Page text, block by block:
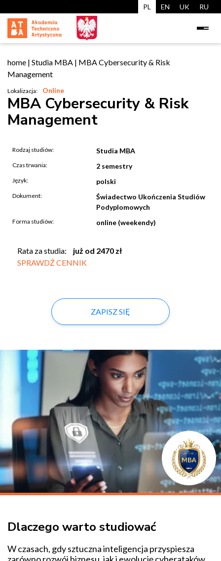
PL EN UK RU
home | Studia MBA | MBA Cybersecurity & Risk
Management
Lokalizacja: Online
MBA Cybersecurity & Risk
Management
Rodzaj studiów: Studia MBA
Czas trwania: 2 semestry
Język: polski
Dokument:
Świadectwo Ukończenia Studiów
Podyplomowych
Forma studiów: online (weekendy)
Rata za studia:
już od 2470 zł
SPRAWDŹ CENNIK
ZAPISZ SIĘ
Dlaczego warto studiować
W czasach, gdy sztuczna inteligencja przyspiesza